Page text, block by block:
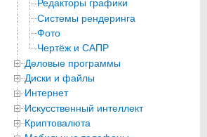
Системы рендеринга
Фото
Чертёж и САПР
Деловые программы
Диски и файлы
Интернет
Искусственный интеллект
Криптовалюта